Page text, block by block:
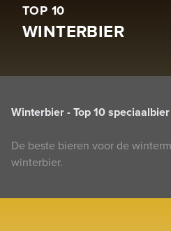
TOP 10
WINTERBIER
Winterbier - Top 10 speciaalbier
De beste bieren voor de
winterbier.